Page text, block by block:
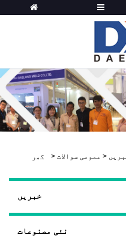
گھر > > عمومی سوالات
خبریں
نئی مصنوعات